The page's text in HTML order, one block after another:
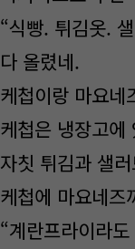
“식빵. 튀김옷.
다 올렸네.
케첩이랑 마요네
케첩은 냉장고에
자칫 튀김과 샐
케첩에 마요네즈
“계란프라이라